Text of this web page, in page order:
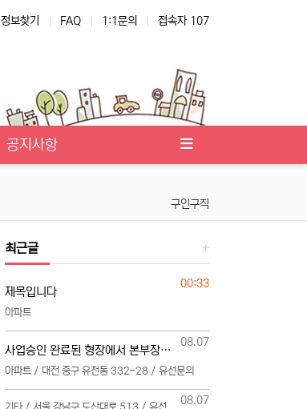
정보찾기 FAQ 1:1문의 접속자 107
공지사항
구인구직
최근글
등록일
00:33
제목입니다
아파트
등록일
08.07
사업승인 완료된 형장에서 본부장님 모십니다
아파트 / 대전 중구 유천동 332-28 / 유선문의
등록일
08.07